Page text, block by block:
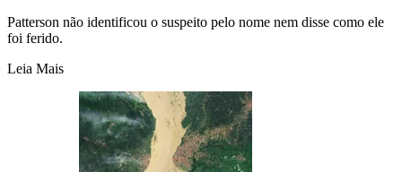
Patterson não identificou o suspeito pelo nome nem disse como ele
foi ferido.
Leia Mais